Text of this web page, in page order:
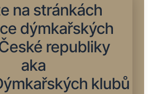
na stránkách
dýmkařských
republiky
aka
klubů